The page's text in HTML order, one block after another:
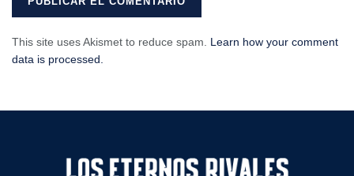
This site uses Akismet to reduce spam. Learn how your comment
data is processed.